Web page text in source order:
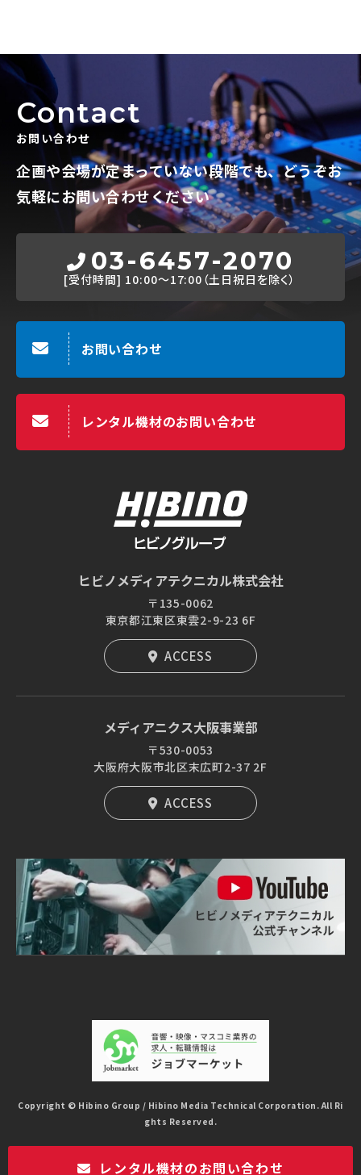
Contact
お問い合わせ
企画や会場が定まっていない段階でも、どうぞお
気軽にお問い合わせください
03-6457-2070
[受付時間] 10:00～17:00（土日祝日を除く）
お問い合わせ
レンタル機材のお問い合わせ
ヒビノメディアテクニカル株式会社
〒135-0062
東京都江東区東雲2-9-23 6F
ACCESS
メディアニクス大阪事業部
〒530-0053
大阪府大阪市北区末広町2-37 2F
ACCESS
Copyright © Hibino Group / Hibino Media Technical Corporation. All Ri
ghts Reserved.
レンタル機材のお問い合わせ